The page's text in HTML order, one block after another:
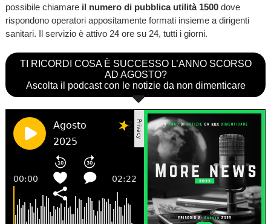
possibile chiamare il numero di pubblica utilità 1500dove
rispondono operatori appositamente formati insieme a dirigenti
sanitari. Il servizio è attivo 24 ore su 24, tutti i giorni.
TI RICORDI COSA È SUCCESSO L’ANNO SCORSO
AD AGOSTO?
Ascolta il podcast con le notizie da non dimenticare